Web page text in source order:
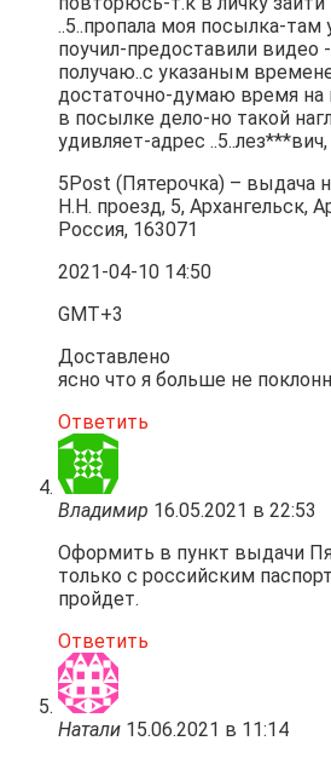
..5..пропала моя посылка-
поучил-предоставили видео
получаю..с указаным
достаточно-думаю время на
в посылке дело-но такой
удивляет-адрес
5Post (Пятерочка) – выдача
Н.Н. проезд, 5, Архангельск,
Россия, 163071
2021-04-10 14:50
GMT+3
Доставлено
ясно что я больше не
Ответить
Владимир 16.05.2021 в 22:53
Оформить в пункт выдачи
только с российским
пройдет.
Ответить
Натали 15.06.2021 в 11:14